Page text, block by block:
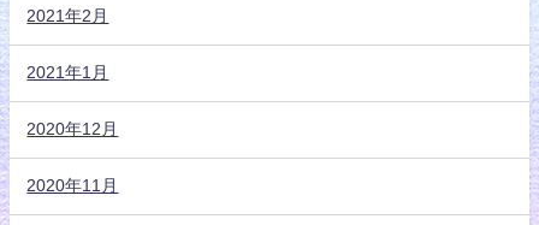
2021年2月
2021年1月
2020年12月
2020年11月